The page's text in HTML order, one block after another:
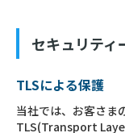
セキュリティ
TLSによる保護
当社では、お客さま
TLS(Transport